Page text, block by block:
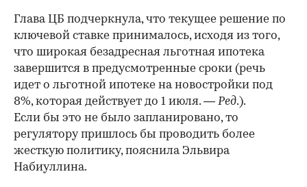
Глава ЦБ подчеркнула, что текущее решение по
ключевой ставке принималось, исходя из того,
что широкая безадресная льготная ипотека
завершится в предусмотренные сроки (речь
идет о льготной ипотеке на новостройки под
8%, которая действует до 1 июля. — Ред.).
Если бы это не было запланировано, то
регулятору пришлось бы проводить более
жесткую политику, пояснила Эльвира
Набиуллина.